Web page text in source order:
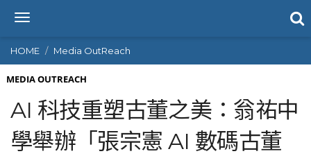
T
g
g
l
n
a
v
i
HOME Media OutReach
MEDIA OUTREACH
AI 科技重塑古董之美：翁祐中
學舉辦「張宗憲 AI 數碼古董